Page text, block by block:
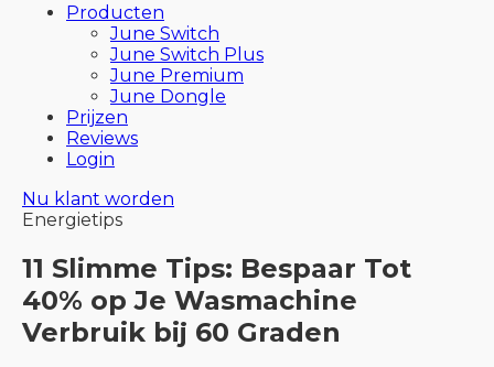
Producten
June Switch
June Switch Plus
June Premium
June Dongle
Prijzen
Reviews
Login
Nu klant worden
Energietips
11 Slimme Tips: Bespaar Tot
40% op Je Wasmachine
Verbruik bij 60 Graden